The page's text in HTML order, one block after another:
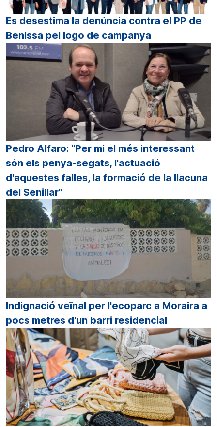
Es desestima la denúncia contra el PP de
Benissa pel logo de campanya
Pedro Alfaro: “Per mi el més interessant
són els penya-segats, l'actuació
d'aquestes falles, la formació de la llacuna
del Senillar”
Indignació veïnal per l'ecoparc a Moraira a
pocs metres d'un barri residencial